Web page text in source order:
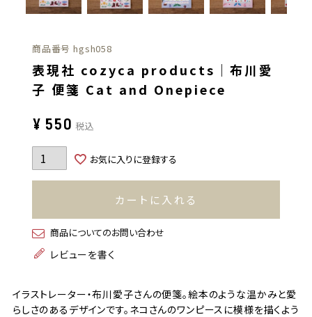
商品番号 hgsh058
表現社 cozyca products｜布川愛
子 便箋 Cat and Onepiece
¥ 550 税込
お気に入りに登録する
カートに入れる
商品についてのお問い合わせ
レビューを書く
イラストレーター・布川愛子さんの便箋。絵本のような温かみと愛
らしさのあるデザインです。ネコさんのワンピースに模様を描くよう